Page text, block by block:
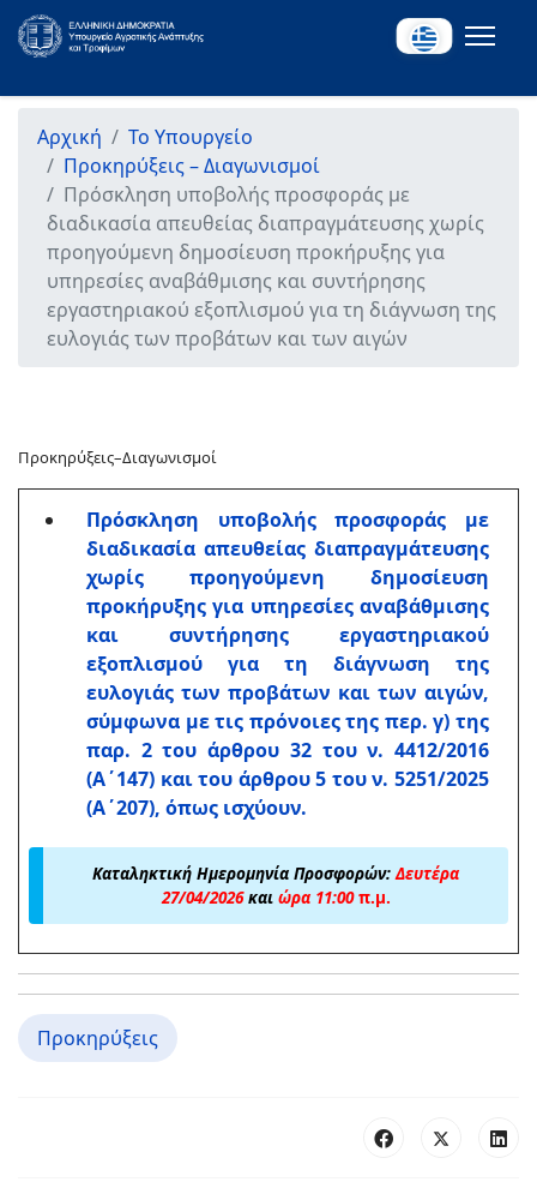
Αρχική
Το Υπουργείο
Προκηρύξεις – Διαγωνισμοί
Πρόσκληση υποβολής προσφοράς με
διαδικασία απευθείας διαπραγμάτευσης χωρίς
προηγούμενη δημοσίευση προκήρυξης για
υπηρεσίες αναβάθμισης και συντήρησης
εργαστηριακού εξοπλισμού για τη διάγνωση της
ευλογιάς των προβάτων και των αιγών
Προκηρύξεις–Διαγωνισμοί
Πρόσκληση υποβολής προσφοράς με
διαδικασία απευθείας διαπραγμάτευσης
χωρίς προηγούμενη δημοσίευση
προκήρυξης για υπηρεσίες αναβάθμισης
και συντήρησης εργαστηριακού
εξοπλισμού για τη διάγνωση της
ευλογιάς των προβάτων και των αιγών,
σύμφωνα με τις πρόνοιες της περ. γ) της
παρ. 2 του άρθρου 32 του ν. 4412/2016
(Α΄147) και του άρθρου 5 του ν. 5251/2025
(Α΄207), όπως ισχύουν.
Καταληκτική Ημερομηνία Προσφορών:Δευτέρα
27/04/2026καιώρα 11:00π.μ.
Προκηρύξεις